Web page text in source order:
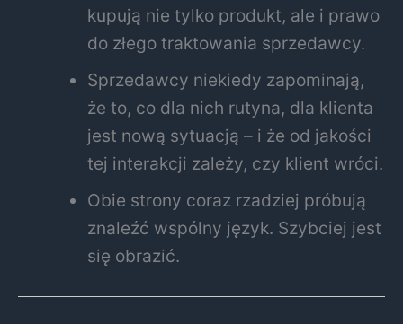
kupują nie tylko produkt, ale i prawo
do złego traktowania sprzedawcy.
Sprzedawcy niekiedy zapominają,
że to, co dla nich rutyna, dla klienta
jest nową sytuacją – i że od jakości
tej interakcji zależy, czy klient wróci.
Obie strony coraz rzadziej próbują
znaleźć wspólny język. Szybciej jest
się obrazić.